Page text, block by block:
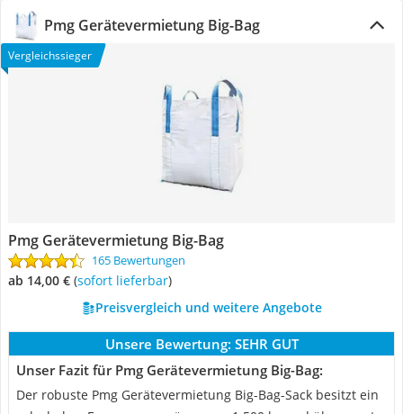
Pmg Gerätevermietung Big-Bag
Vergleichssieger
Pmg Gerätevermietung Big-Bag
165 Bewertungen
ab 14,00 € ( Sofort lieferbar)
Preisvergleich und weitere Angebote
Unsere Bewertung: SEHR GUT
Unser Fazit für Pmg Gerätevermietung Big-Bag:
Der robuste Pmg Gerätevermietung Big-Bag-Sack besitzt ein